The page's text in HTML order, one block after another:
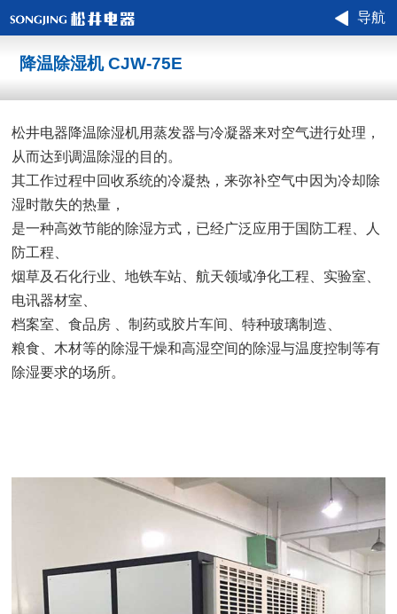
导航
降温除湿机 CJW-75E
松井电器降温除湿机用蒸发器与冷凝器来对空气进行处理，
从而达到调温除湿的目的。
其工作过程中回收系统的冷凝热，来弥补空气中因为冷却除
湿时散失的热量，
是一种高效节能的除湿方式，已经广泛应用于国防工程、人
防工程、
烟草及石化行业、地铁车站、航天领域净化工程、实验室、
电讯器材室、
档案室、食品房 、制药或胶片车间、特种玻璃制造、
粮食、木材等的除湿干燥和高湿空间的除湿与温度控制等有
除湿要求的场所。